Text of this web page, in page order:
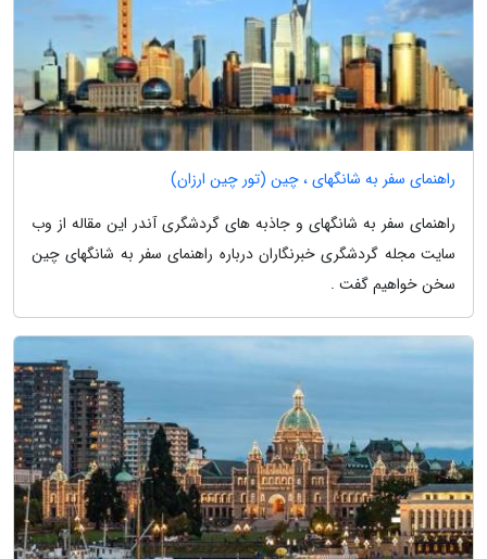
راهنمای سفر به شانگهای ، چین (تور چین ارزان)
راهنمای سفر به شانگهای و جاذبه های گردشگری آندر این مقاله از وب
سایت مجله گردشگری خبرنگاران درباره راهنمای سفر به شانگهای چین
سخن خواهیم گفت .